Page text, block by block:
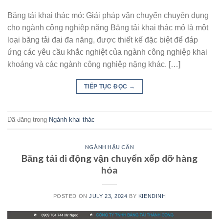
Băng tải khai thác mỏ: Giải pháp vận chuyển chuyên dụng
cho ngành công nghiệp nặng Băng tải khai thác mỏ là một
loại băng tải đai đa năng, được thiết kế đặc biệt để đáp
ứng các yêu cầu khắc nghiệt của ngành công nghiệp khai
khoáng và các ngành công nghiệp nặng khác. […]
TIẾP TỤC ĐỌC →
Đã đăng trong Ngành khai thác
NGÀNH HẬU CẦN
Băng tải di động vận chuyển xếp dỡ hàng
hóa
POSTED ONJULY 23, 2024 BY KIENDINH